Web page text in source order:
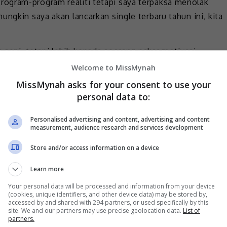
saya akan lancarkan single terbaru tahun ini, kita
tetapi lebih kepada seorang pakar motivasi,
Sejujurnya, saya sangat selesa dengan
menjadi ‘speaker’ bagi membincangkan topik
yang akan dianjurkan bulan ini.
seorang penggiat seni sejak bergelar ibu?
lebih berat apabila sudah bergelar ibu. Jadi ianya
tumpuan saya boleh diberikan sepenuhnya
teruskan kerjaya saya sejak 25 tahun lalu, saya
saya terpaksa berkorban sedikit.
44 tahun, dan ini adalah masanya di mana
tetapi, saya masih boleh pertimbangkan sekiranya
Welcome to MissMynah
MissMynah asks for your consent to use your
personal data to:
Personalised advertising and content, advertising and content
measurement, audience research and services development
Store and/or access information on a device
Learn more
Your personal data will be processed and information from your device
(cookies, unique identifiers, and other device data) may be stored by,
accessed by and shared with 294 partners, or used specifically by this
site. We and our partners may use precise geolocation data. List of
partners.